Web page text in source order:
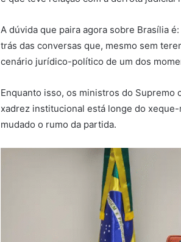
A dúvida que paira agora sobre Brasília
trás das conversas que, mesmo sem
cenário jurídico-político de um dos
Enquanto isso, os ministros do Supremo
xadrez institucional está longe do
mudado o rumo da partida.